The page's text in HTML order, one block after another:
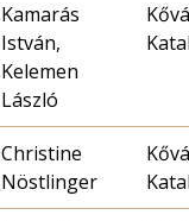
Kamarás
István,
Kelemen
László
Christine
Nöstlinger